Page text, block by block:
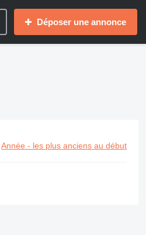
Déposer une annonce
Année - les plus anciens au début